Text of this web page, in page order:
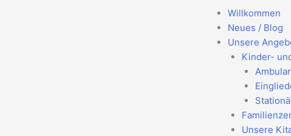
Willkommen
Neues / Blog
Unsere
Kinder-
Unsere